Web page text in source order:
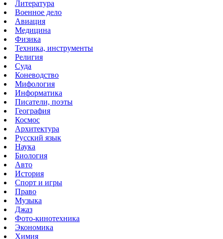
Литература
Военное дело
Авиация
Медицина
Физика
Техника, инструменты
Религия
Суда
Коневодство
Мифология
Информатика
Писатели, поэты
География
Космос
Архитектура
Русский язык
Наука
Биология
Авто
История
Спорт и игры
Право
Музыка
Джаз
Фото-кинотехника
Экономика
Химия